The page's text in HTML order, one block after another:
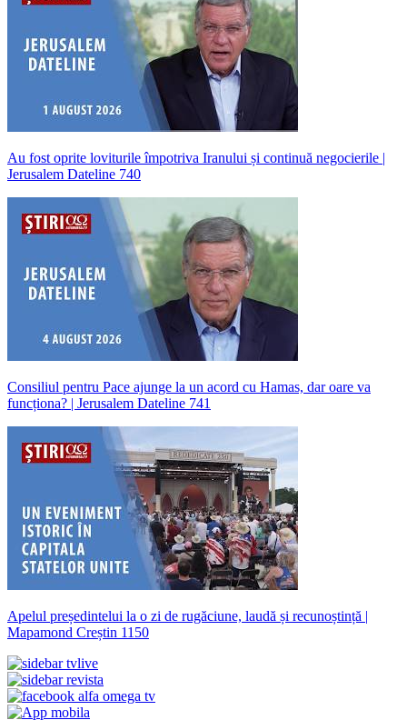
Au fost oprite loviturile împotriva Iranului și continuă negocierile |
Jerusalem Dateline 740
Consiliul pentru Pace ajunge la un acord cu Hamas, dar oare va
funcționa? | Jerusalem Dateline 741
Apelul președintelui la o zi de rugăciune, laudă și recunoștință |
Mapamond Creștin 1150